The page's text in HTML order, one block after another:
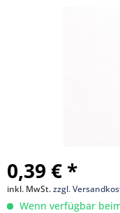
0,39 € *
inkl. MwSt.zzgl.
Wenn verfügbar